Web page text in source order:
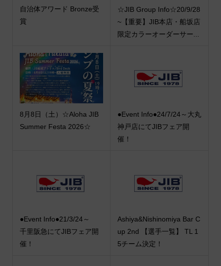
自治体アワード Bronze受
賞
☆JIB Group Info☆20/9/28
~【重要】JIB本店・船坂店
限定カラーオーダーサー...
8月8日（土）☆Aloha JIB
Summer Festa 2026☆
●Event Info●24/7/24～大丸
神戸店にてJIBフェア開
催！
●Event Info●21/3/24～
千里阪急にてJIBフェア開
催！
Ashiya&Nishinomiya Bar C
up 2nd 【選手一覧】 TL 1
5チーム決定！